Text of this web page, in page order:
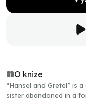
O knize
“Hansel and Gretel” is
sister abandoned in a